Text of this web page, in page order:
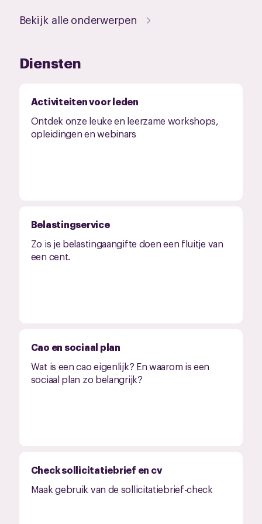
Bekijk alle onderwerpen
Diensten
Activiteiten voor leden
Ontdek onze leuke en leerzame workshops,
opleidingen en webinars
Belastingservice
Zo is je belastingaangifte doen een fluitje van
een cent.
Cao en sociaal plan
Wat is een cao eigenlijk? En waarom is een
sociaal plan zo belangrijk?
Check sollicitatiebrief en cv
Maak gebruik van de sollicitatiebrief-check